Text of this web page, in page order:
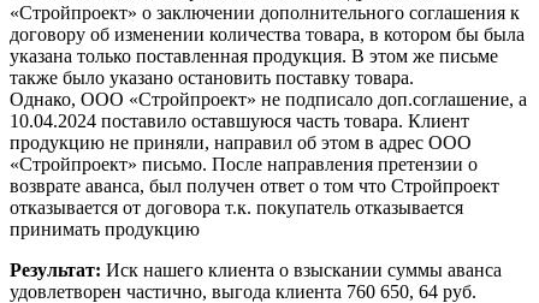
«Стройпроект» о заключении дополнительного соглашения к
договору об изменении количества товара, в котором бы была
указана только поставленная продукция. В этом же письме
также было указано остановить поставку товара.
Однако, ООО «Стройпроект» не подписало доп.соглашение, а
10.04.2024 поставило оставшуюся часть товара. Клиент
продукцию не приняли, направил об этом в адрес ООО
«Стройпроект» письмо. После направления претензии о
возврате аванса, был получен ответ о том что Стройпроект
отказывается от договора т.к. покупатель отказывается
принимать продукцию
Результат: Иск нашего клиента о взыскании суммы аванса
удовлетворен частично, выгода клиента 760 650, 64 руб.